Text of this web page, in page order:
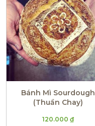
Bánh Mì Sourdough
(Thuần Chay)
120.000 ₫